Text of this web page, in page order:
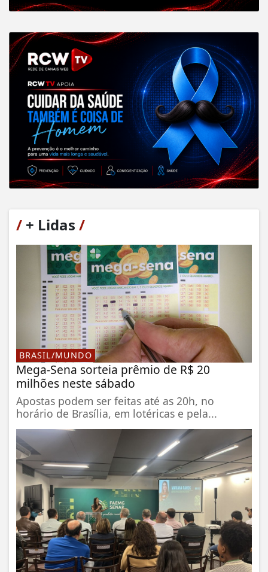
/ + Lidas /
BRASIL/MUNDO
Mega-Sena sorteia prêmio de R$ 20
milhões neste sábado
Apostas podem ser feitas até as 20h, no
horário de Brasília, em lotéricas e pela...